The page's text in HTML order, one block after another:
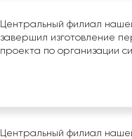
Центральный филиал
завершил изготовление
проекта по организации
Центральный филиал